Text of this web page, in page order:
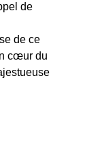
de
de ce
cœur du